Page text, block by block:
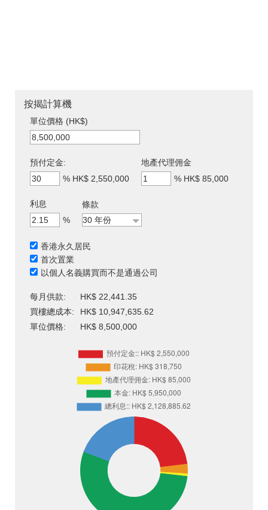
按揭計算機
單位價格 (HK$)
預付定金:
% HK$ 2,550,000
地產代理佣金
% HK$ 85,000
利息
%
條款
香港永久居民
首次置業
以個人名義購買而不是通過公司
每月供款:
HK$ 22,441.35
買樓總成本:
HK$ 10,947,635.62
單位價格:
HK$ 8,500,000